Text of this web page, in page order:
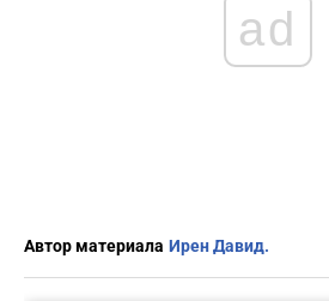
ad
Автор материала Ирен Давид.